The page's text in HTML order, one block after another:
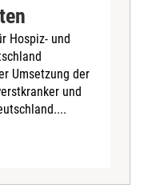
Hospiz- und
Umsetzung der
und